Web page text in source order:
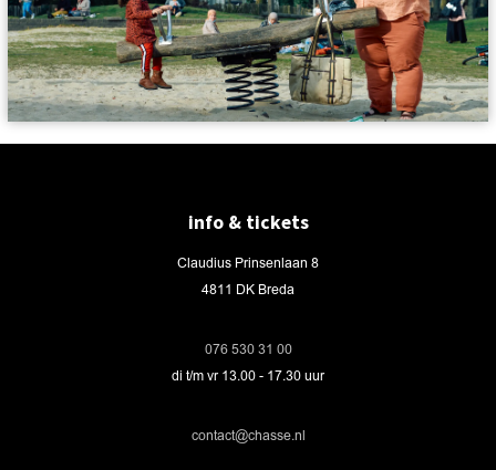
info & tickets
Claudius Prinsenlaan 8
4811 DK Breda
076 530 31 00
di t/m vr 13.00 - 17.30 uur
contact@chasse.nl